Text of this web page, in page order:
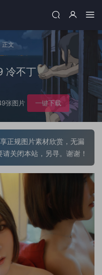
正文
冷不丁
张图片 一键下载
正规图片素材欣赏，无漏
关闭本站，另寻。谢谢！